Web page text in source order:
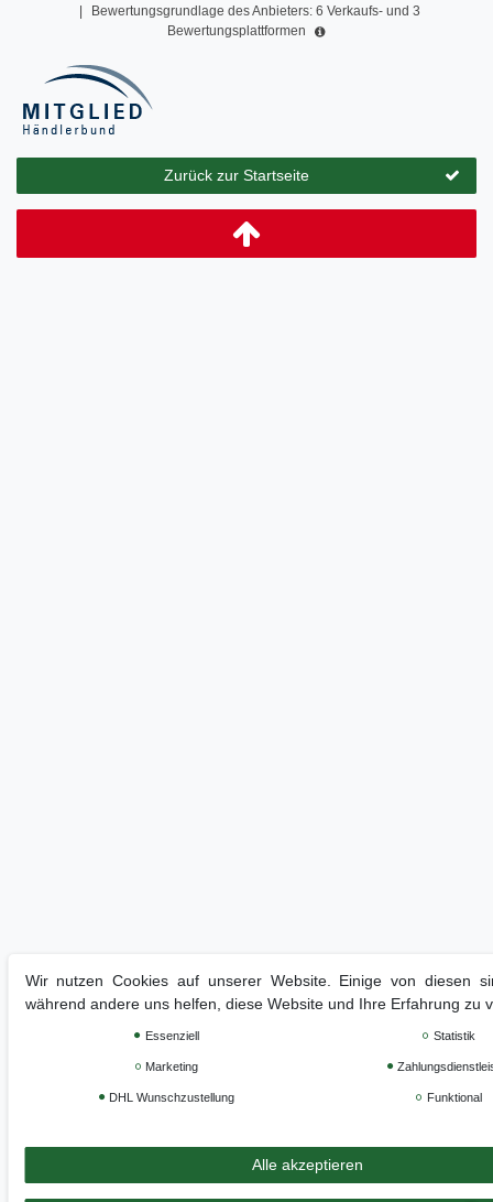
|
Bewertungsgrundlage des Anbieters: 6 Verkaufs- und 3
Bewertungsplattformen
Zurück zur Startseite
Wir nutzen Cookies auf unserer Website. Einige von diesen
während andere uns helfen, diese Website und Ihre Erfahrung zu
Essenziell Statistik
Marketing
DHL Wunschzustellung Funktional
Alle akzeptieren